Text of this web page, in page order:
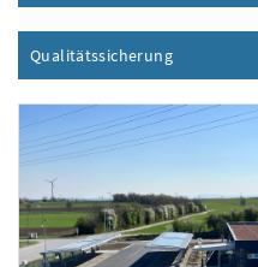
QualitätssicherungInhalt